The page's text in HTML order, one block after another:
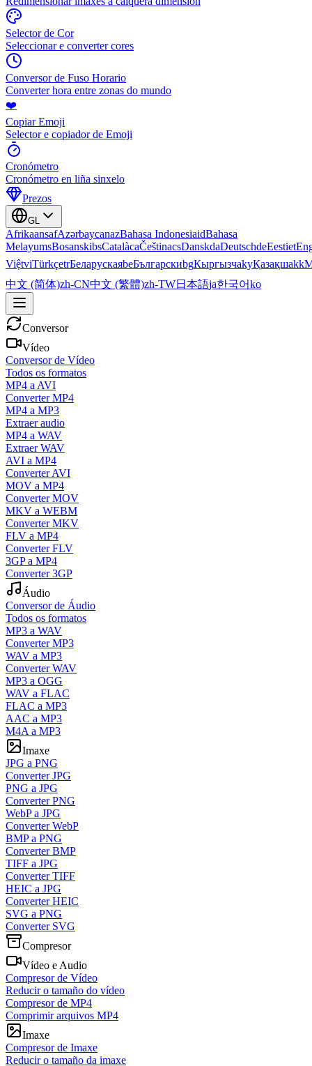
Selector de Cor
Seleccionar e converter cores
Conversor de Fuso Horario
Converter hora entre zonas do mundo
❤️
Copiar Emoji
Selector e copiador de Emoji
Cronómetro
Cronómetro en liña sinxelo
Prezos
GL
AfrikaansafAzərbaycanazBahasa IndonesiaidBahasa
MelayumsBosanskibsCatalàcaČeštinacsDanskdaDeutschdeEestiet
ViệtviTürkçetrБеларускаяbeБългарскиbgКыргызчаkyҚазақшаkk
中文 (简体)zh-CN中文 (繁體)zh-TW日本語ja한국어ko
Conversor
Vídeo
Conversor de Vídeo
Todos os formatos
MP4 a AVI
Converter MP4
MP4 a MP3
Extraer audio
MP4 a WAV
Extraer WAV
AVI a MP4
Converter AVI
MOV a MP4
Converter MOV
MKV a WEBM
Converter MKV
FLV a MP4
Converter FLV
3GP a MP4
Converter 3GP
Áudio
Conversor de Áudio
Todos os formatos
MP3 a WAV
Converter MP3
WAV a MP3
Converter WAV
MP3 a OGG
WAV a FLAC
FLAC a MP3
AAC a MP3
M4A a MP3
Imaxe
JPG a PNG
Converter JPG
PNG a JPG
Converter PNG
WebP a JPG
Converter WebP
BMP a PNG
Converter BMP
TIFF a JPG
Converter TIFF
HEIC a JPG
Converter HEIC
SVG a PNG
Converter SVG
Compresor
Vídeo e Audio
Compresor de Vídeo
Reducir o tamaño do vídeo
Compresor de MP4
Comprimir arquivos MP4
Imaxe
Compresor de Imaxe
Reducir o tamaño da imaxe